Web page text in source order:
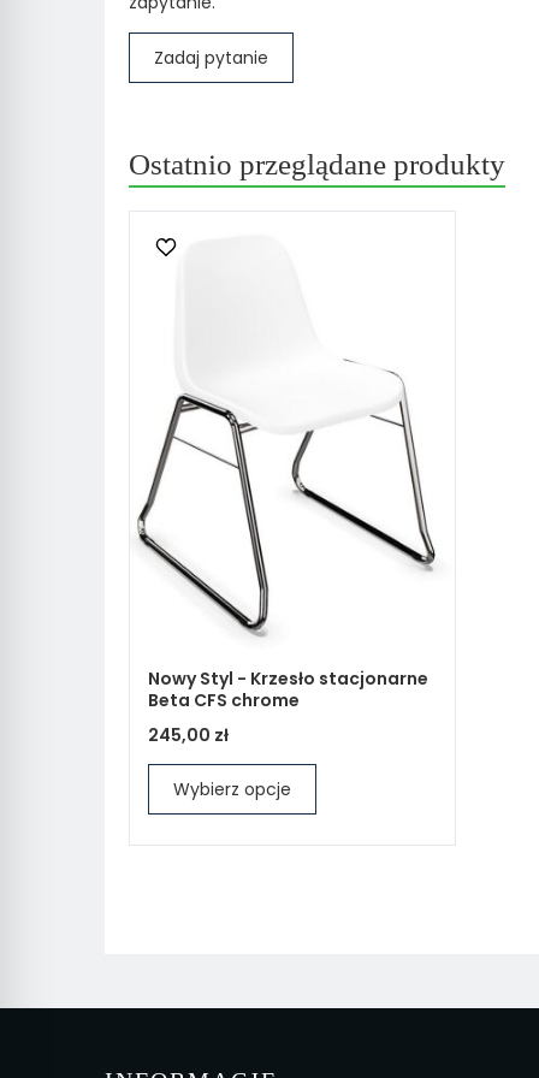
Zadaj pytanie
Ostatnio przeglądane produkty
Nowy Styl - Krzesło stacjonarne
Beta CFS chrome
245,00 zł
Wybierz opcje